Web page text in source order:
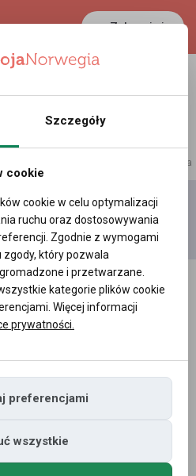
Zaloguj się
0.3881 PLN
reklama
Moje
filmy
Wszystkie
Szczegóły
cookie
cookie w celu optymalizacji
ruchu oraz dostosowywania
Zgodnie z wymogami
który pozwala
i przetwarzane.
kategorie plików cookie
Więcej informacji
prywatności.
preferencjami
wszystkie